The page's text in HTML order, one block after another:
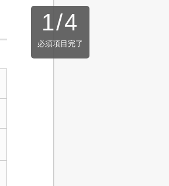
1/4
必須項目完了